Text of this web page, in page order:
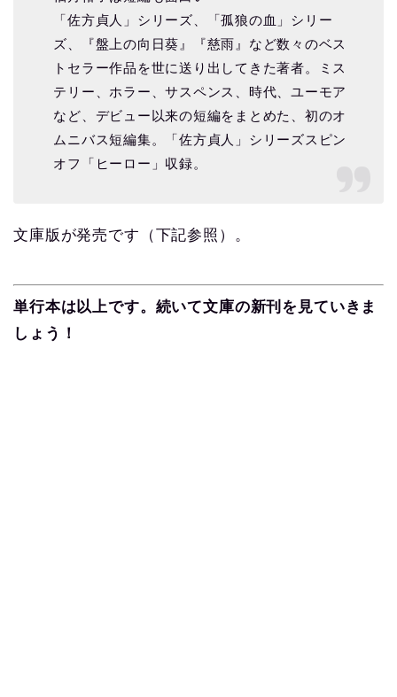
「佐方貞人」シリーズ、「孤狼の血」シリー
ズ、『盤上の向日葵』『慈雨』など数々のベス
トセラー作品を世に送り出してきた著者。ミス
テリー、ホラー、サスペンス、時代、ユーモア
など、デビュー以来の短編をまとめた、初のオ
ムニバス短編集。「佐方貞人」シリーズスピン
オフ「ヒーロー」収録。
文庫版が発売です（下記参照）。
単行本は以上です。続いて文庫の新刊を見ていきま
しょう！